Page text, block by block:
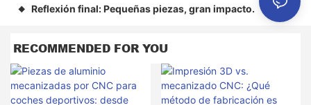
◆ Reflexión final: Pequeñas piezas, gran impacto.
RECOMMENDED FOR YOU